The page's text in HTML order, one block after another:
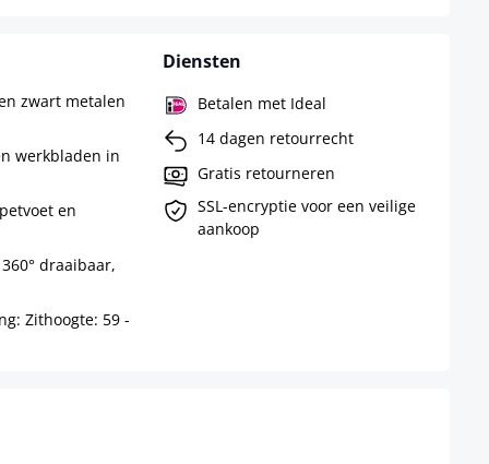
zwart metalen
werkbladen in
en
draaibaar,
Zithoogte: 59 -
Diensten
Betalen met Ideal
14 dagen retourrecht
Gratis retourneren
SSL-encryptie voor een veilige
aankoop